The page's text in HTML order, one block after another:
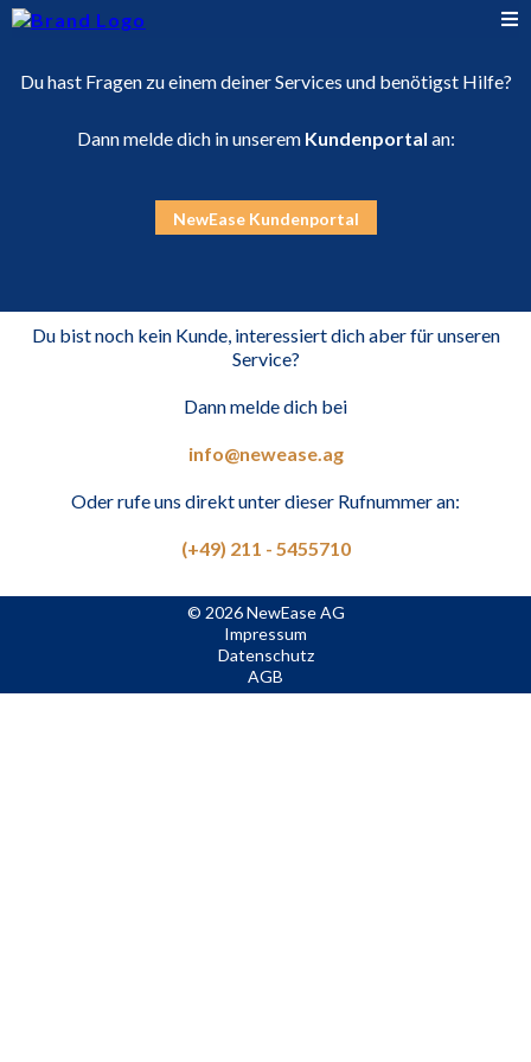
Du hast Fragen zu einem deiner Services und benötigst Hilfe?
Dann melde dich in unserem Kundenportal an:
NewEase Kundenportal
Du bist noch kein Kunde, interessiert dich aber für unseren
Service?
Dann melde dich bei
info@newease.ag
Oder rufe uns direkt unter dieser Rufnummer an:
(+49) 211 - 5455710
© 2026 NewEase AG
Impressum
Datenschutz
AGB